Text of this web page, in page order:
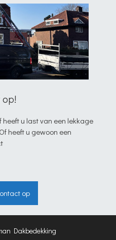
heeft u last van een lekkage
heeft u gewoon een
op
Dakbedekking